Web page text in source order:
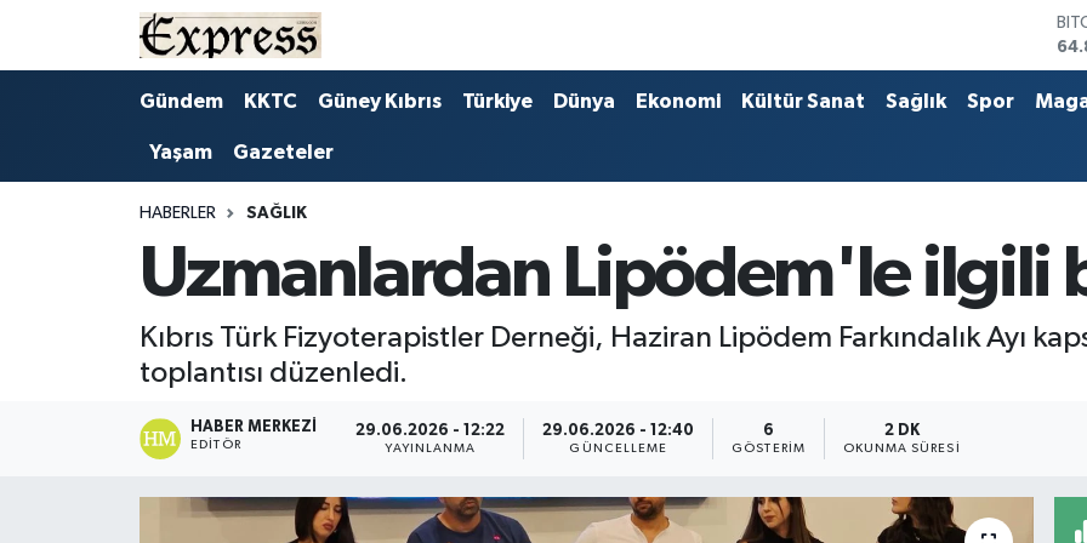
Gündem KKTC Güney Kıbrıs Türkiye Dünya Ekonomi Kültür Sanat Sağlık Spor
Yaşam Gazeteler
HABERLER SAĞLIK
Uzmanlardan Lipödem'le ilgili
Kıbrıs Türk Fizyoterapistler Derneği, Haziran Lipödem Farkındalık Ayı
toplantısı düzenledi.
HABER MERKEZI
EDITÖR
29.06.2026 - 12:22
YAYINLANMA
29.06.2026 - 12:40
GÜNCELLEME
6
GÖSTERIM
2 DK
OKUNMA SÜRESI
ALAYKÖY
ALSANCAK
ÇATALKÖY
EKONOMİ
Hava Durumu
Trafik Durumu
Süper Lig Puan Durumu ve Fikstür
Tüm Manşetler
Son Dakika Haberleri